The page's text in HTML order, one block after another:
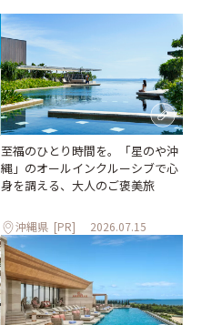
至福のひとり時間を。「星のや沖
縄」のオールインクルーシブで心
身を調える、大人のご褒美旅
沖縄県 [PR] 2026.07.15